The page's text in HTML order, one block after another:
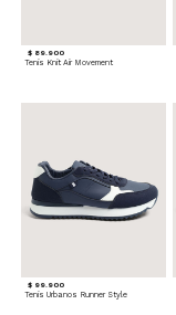
$ 89.900
Tenis Knit Air Movement
$ 99.900
Tenis Urbanos Runner Style